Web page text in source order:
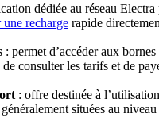
dédiée au réseau Electra
une recharge rapide
: permet d’accéder aux bornes
consulter les tarifs et de
: offre destinée à
situées au niveau